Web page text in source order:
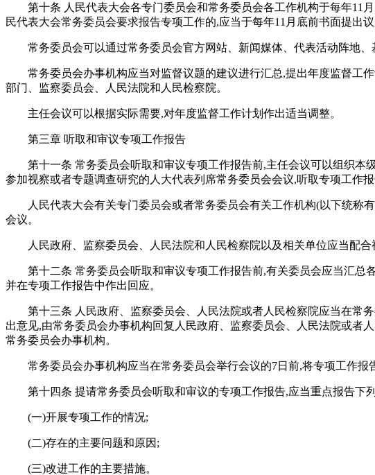
第十条 人民代表大会各专门委员会和常务委员会各工作机构于每年11
民代表大会常务委员会要求报告专项工作的,应当于每年11月底前书面提出议
常务委员会可以通过常务委员会官方网站、新闻媒体、代表活动阵地
常务委员会办事机构应当对监督议题的建议进行汇总,提出年度监督工
部门、监察委员会、人民法院和人民检察院。
主任会议可以根据实际需要,对年度监督工作计划作出适当调整。
第三章 听取和审议专项工作报告
第十一条 常务委员会听取和审议专项工作报告前,主任会议可以组织
参加视察或者专题调查研究的人大代表列席常务委员会会议,听取专项工作报
人民代表大会有关专门委员会或者常务委员会有关工作机构(以下统称
会议。
人民政府、监察委员会、人民法院和人民检察院以及相关单位应当配
第十二条 常务委员会听取和审议专项工作报告前,有关委员会应当汇
并在专项工作报告中作出回应。
第十三条 人民政府、监察委员会、人民法院或者人民检察院应当在常
出意见,由常务委员会办事机构回复人民政府、监察委员会、人民法院或者
常务委员会办事机构。
常务委员会办事机构应当在常务委员会举行会议的7日前,将专项工作报
第十四条 提请常务委员会听取和审议的专项工作报告,应当重点报告下
(一)开展专项工作的情况;
(二)存在的主要问题和原因;
(三)改进工作的主要措施。